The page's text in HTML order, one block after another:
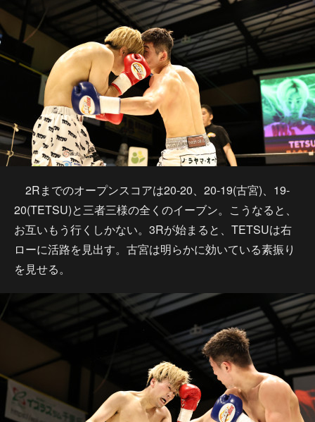
2Rまでのオープンスコアは20-20、20-19(古宮)、19-
20(TETSU)と三者三様の全くのイーブン。こうなると、
お互いもう行くしかない。3Rが始まると、TETSUは右
ローに活路を見出す。古宮は明らかに効いている素振り
を見せる。